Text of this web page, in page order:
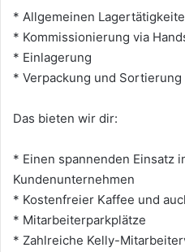
* Allgemeinen
* Kommissionierung via
* Einlagerung
* Verpackung und Sortierung
Das bieten wir dir:
* Einen spannenden Einsatz
Kundenunternehmen
* Kostenfreier Kaffee und
* Mitarbeiterparkplätze
* Zahlreiche Kelly-